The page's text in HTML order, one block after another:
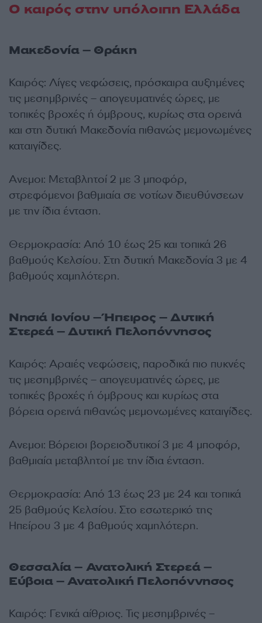
Ο καιρός στην υπόλοιπη Ελλάδα
Μακεδονία – Θράκη
Καιρός: Λίγες νεφώσεις, πρόσκαιρα αυξημένες
τις μεσημβρινές – απογευματινές ώρες, με
τοπικές βροχές ή όμβρους, κυρίως στα ορεινά
και στη δυτική Μακεδονία πιθανώς μεμονωμένες
καταιγίδες.
Ανεμοι: Μεταβλητοί 2 με 3 μποφόρ,
στρεφόμενοι βαθμιαία σε νοτίων διευθύνσεων
με την ίδια ένταση.
Θερμοκρασία: Από 10 έως 25 και τοπικά 26
βαθμούς Κελσίου. Στη δυτική Μακεδονία 3 με 4
βαθμούς χαμηλότερη.
Νησιά Ιονίου – Ήπειρος – Δυτική
Στερεά – Δυτική Πελοπόννησος
Καιρός: Αραιές νεφώσεις, παροδικά πιο πυκνές
τις μεσημβρινές – απογευματινές ώρες, με
τοπικές βροχές ή όμβρους και κυρίως στα
βόρεια ορεινά πιθανώς μεμονωμένες καταιγίδες.
Ανεμοι: Βόρειοι βορειοδυτικοί 3 με 4 μποφόρ,
βαθμιαία μεταβλητοί με την ίδια ένταση.
Θερμοκρασία: Από 13 έως 23 με 24 και τοπικά
25 βαθμούς Κελσίου. Στο εσωτερικό της
Ηπείρου 3 με 4 βαθμούς χαμηλότερη.
Θεσσαλία – Ανατολική Στερεά –
Εύβοια – Ανατολική Πελοπόννησος
Καιρός: Γενικά αίθριος. Τις μεσημβρινές –